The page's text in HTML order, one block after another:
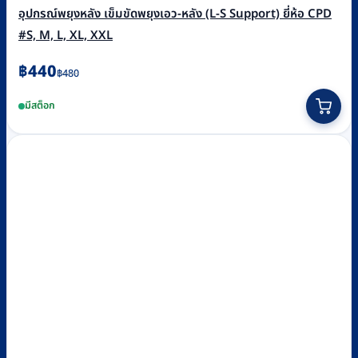
อุปกรณ์พยุงหลัง เข็มขัดพยุงเอว-หลัง (L-S Support) ยี่ห้อ CPD
#S, M, L, XL, XXL
฿480
Original
was:
฿480.
฿440
Current
is:
฿440.
มีสต็อก
product
has